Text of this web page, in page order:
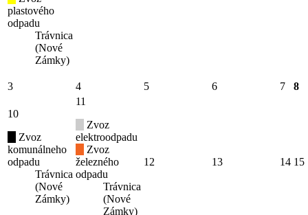
plastového
odpadu
Trávnica
(Nové
Zámky)
3 4 5 6 7 8
10
Zvoz
komunálneho
odpadu
Trávnica
(Nové
Zámky)
11
Zvoz
elektroodpadu
Zvoz
železného
odpadu
Trávnica
(Nové
Zámky)
12 13 14 15